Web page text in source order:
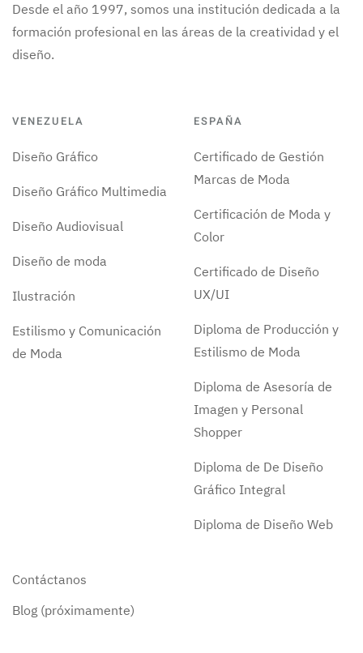
Desde el año 1997, somos una institución dedicada a la
formación profesional en las áreas de la creatividad y el
diseño.
VENEZUELA
Diseño Gráfico
Diseño Gráfico Multimedia
Diseño Audiovisual
Diseño de moda
Ilustración
Estilismo y Comunicación
de Moda
ESPAÑA
Certificado de Gestión
Marcas de Moda
Certificación de Moda y
Color
Certificado de Diseño
UX/UI
Diploma de Producción y
Estilismo de Moda
Diploma de Asesoría de
Imagen y Personal
Shopper
Diploma de De Diseño
Gráfico Integral
Diploma de Diseño Web
Contáctanos
Blog (próximamente)